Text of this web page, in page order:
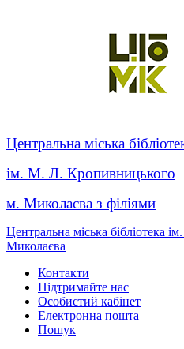
Центральна міська
ім. М. Л. Кропивницького
м. Миколаєва з філіями
Центральна міська бібліотека
Миколаєва
Контакти
Підтримайте нас
Особистий кабінет
Електронна пошта
Пошук